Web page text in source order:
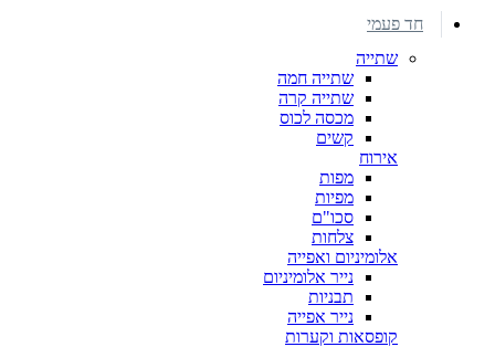
חד פעמי
שתייה
שתייה חמה
שתייה קרה
מכסה לכוס
קשים
אירוח
מפות
מפיות
סכו"ם
צלחות
אלומיניום ואפייה
נייר אלומיניום
תבניות
נייר אפייה
קופסאות וקערות